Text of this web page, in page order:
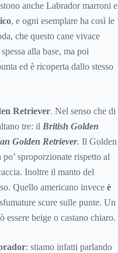
anche Labrador marroni e
, e ogni esemplare ha così le
che questo cane vivace
alla base, ma poi
ed è ricoperta dallo stesso
Retriever. Nel senso che di
tre: il British Golden
Golden Retriever. Il Golden
sproporzionate rispetto al
Inoltre il manto del
Quello americano invece è
scure sulle punte. Un
essere beige o castano chiaro.
: stiamo infatti parlando